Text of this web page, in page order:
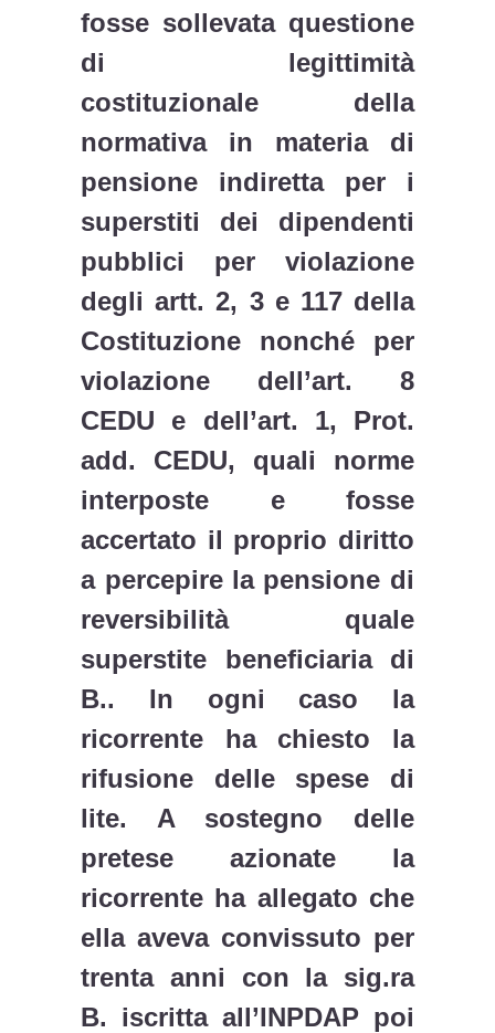
fosse sollevata questione
di legittimità
costituzionale della
normativa in materia di
pensione indiretta per i
superstiti dei dipendenti
pubblici per violazione
degli artt. 2, 3 e 117 della
Costituzione nonché per
violazione dell’art. 8
CEDU e dell’art. 1, Prot.
add. CEDU, quali norme
interposte e fosse
accertato il proprio diritto
a percepire la pensione di
reversibilità quale
superstite beneficiaria di
B.. In ogni caso la
ricorrente ha chiesto la
rifusione delle spese di
lite. A sostegno delle
pretese azionate la
ricorrente ha allegato che
ella aveva convissuto per
trenta anni con la sig.ra
B. iscritta all’INPDAP poi